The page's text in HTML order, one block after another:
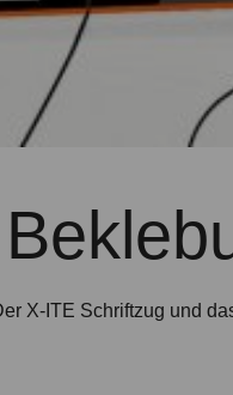
X-ITE Schriftzug und